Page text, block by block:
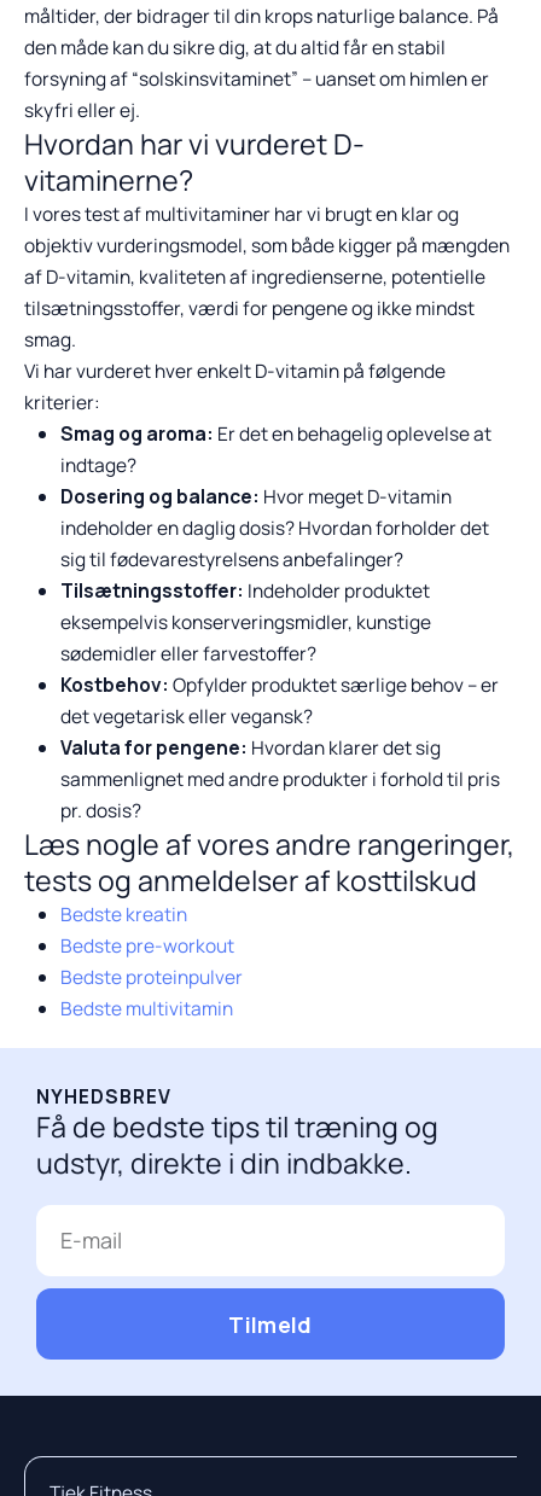
måltider, der bidrager til din krops naturlige balance. På
den måde kan du sikre dig, at du altid får en stabil
forsyning af “solskinsvitaminet” – uanset om himlen er
skyfri eller ej.
Hvordan har vi vurderet D-
vitaminerne?
I vores test af multivitaminer har vi brugt en klar og
objektiv vurderingsmodel, som både kigger på mængden
af D-vitamin, kvaliteten af ingredienserne, potentielle
tilsætningsstoffer, værdi for pengene og ikke mindst
smag.
Vi har vurderet hver enkelt D-vitamin på følgende
kriterier:
Smag og aroma: Er det en behagelig oplevelse at
indtage?
Dosering og balance: Hvor meget D-vitamin
indeholder en daglig dosis? Hvordan forholder det
sig til fødevarestyrelsens anbefalinger?
Tilsætningsstoffer: Indeholder produktet
eksempelvis konserveringsmidler, kunstige
sødemidler eller farvestoffer?
Kostbehov: Opfylder produktet særlige behov – er
det vegetarisk eller vegansk?
Valuta for pengene: Hvordan klarer det sig
sammenlignet med andre produkter i forhold til pris
pr. dosis?
Læs nogle af vores andre rangeringer,
tests og anmeldelser af kosttilskud
Bedste kreatin
Bedste pre-workout
Bedste proteinpulver
Bedste multivitamin
NYHEDSBREV
Få de bedste tips til træning og
udstyr, direkte i din indbakke.
E-
mail
Tilmeld